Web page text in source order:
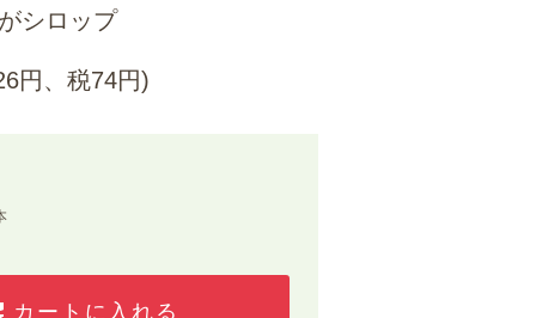
シロップ
円、税74円)
カートに入れる